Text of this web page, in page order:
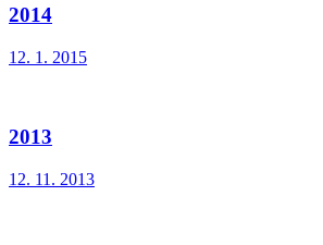
2014
12. 1. 2015
2013
12. 11. 2013